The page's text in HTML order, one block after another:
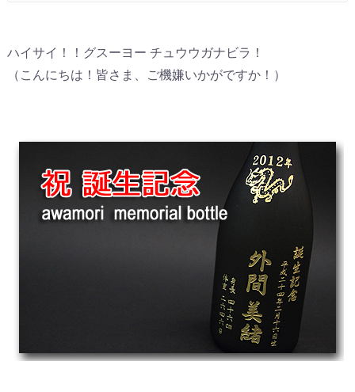
ハイサイ！！グスーヨー チュウウガナビラ！
（こんにちは！皆さま、ご機嫌いかがですか！）